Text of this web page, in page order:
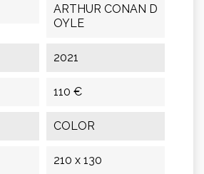
ARTHUR CONAN D
OYLE
2021
110 €
COLOR
210 x 130